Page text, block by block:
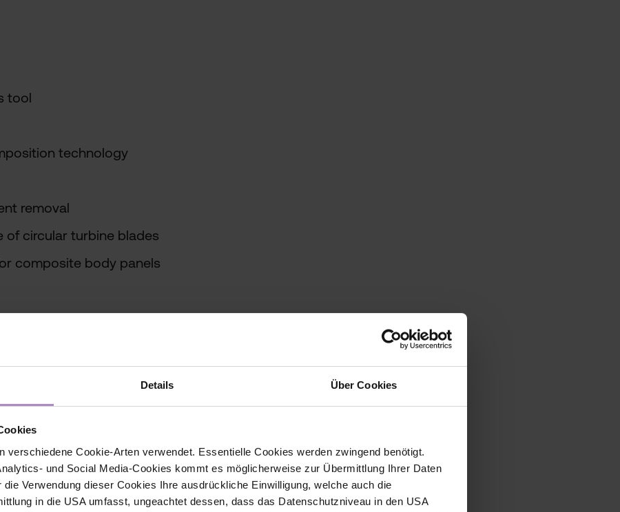
Details Über Cookies
verschiedene Cookie-Arten verwendet. Essentielle Cookies werden zwingend benötigt.
und Social Media-Cookies kommt es möglicherweise zur Übermittlung Ihrer Daten
die Verwendung dieser Cookies Ihre ausdrückliche Einwilligung, welche auch die
in die USA umfasst, ungeachtet dessen, dass das Datenschutzniveau in den USA
tool
technology
removal
of circular turbine blades
composite body panels
ITA